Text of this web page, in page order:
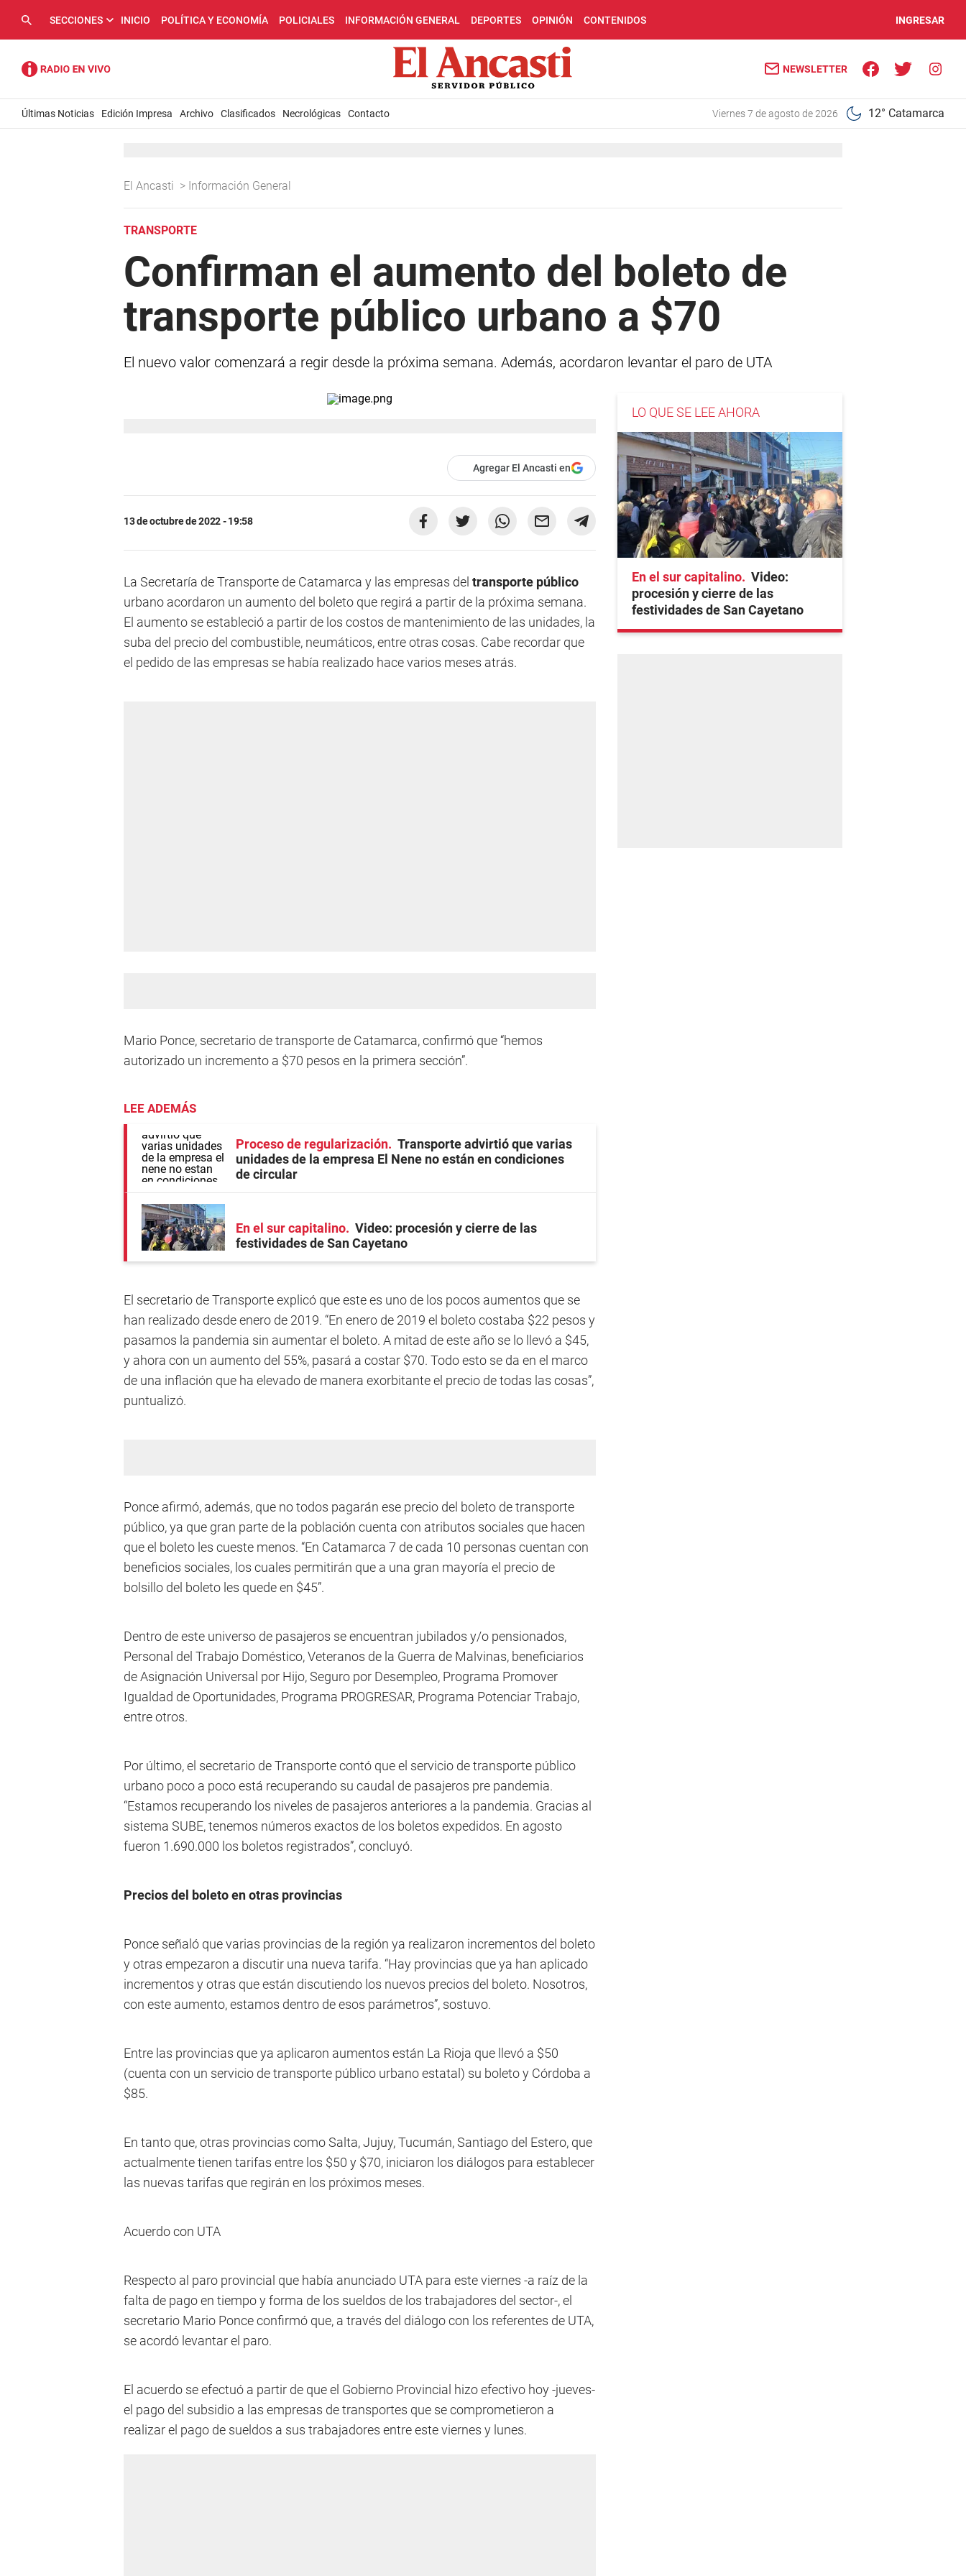
SECCIONES INICIO POLÍTICA Y ECONOMÍA POLICIALES INFORMACIÓN GENERAL DEPORTES OPINIÓN CONTENIDOS INGRESAR
NEWSLETTER
Últimas Noticias Edición Impresa Archivo Clasificados Necrológicas Contacto viernes 7 de agosto de 2026 12° Catamarca
El Ancasti > Información General
TRANSPORTE
Confirman el aumento del boleto de
transporte público urbano a $70
El nuevo valor comenzará a regir desde la próxima semana. Además, acordaron levantar el paro de UTA
Agregar El Ancasti en
13 de octubre de 2022 - 19:58
La Secretaría de Transporte de Catamarca y las empresas del transporte público
urbano acordaron un aumento del boleto que regirá a partir de la próxima semana.
El aumento se estableció a partir de los costos de mantenimiento de las unidades, la
suba del precio del combustible, neumáticos, entre otras cosas. Cabe recordar que
el pedido de las empresas se había realizado hace varios meses atrás.
Mario Ponce, secretario de transporte de Catamarca, confirmó que “hemos
autorizado un incremento a $70 pesos en la primera sección”.
LEE ADEMÁS
Proceso de regularización
Transporte advirtió que varias
unidades de la empresa El Nene no están en condiciones
de circular
En el sur capitalino
Video: procesión y cierre de las
festividades de San Cayetano
El secretario de Transporte explicó que este es uno de los pocos aumentos que se
han realizado desde enero de 2019. “En enero de 2019 el boleto costaba $22 pesos y
pasamos la pandemia sin aumentar el boleto. A mitad de este año se lo llevó a $45,
y ahora con un aumento del 55%, pasará a costar $70. Todo esto se da en el marco
de una inflación que ha elevado de manera exorbitante el precio de todas las cosas”,
puntualizó.
Ponce afirmó, además, que no todos pagarán ese precio del boleto de transporte
público, ya que gran parte de la población cuenta con atributos sociales que hacen
que el boleto les cueste menos. “En Catamarca 7 de cada 10 personas cuentan con
beneficios sociales, los cuales permitirán que a una gran mayoría el precio de
bolsillo del boleto les quede en $45”.
Dentro de este universo de pasajeros se encuentran jubilados y/o pensionados,
Personal del Trabajo Doméstico, Veteranos de la Guerra de Malvinas, beneficiarios
de Asignación Universal por Hijo, Seguro por Desempleo, Programa Promover
Igualdad de Oportunidades, Programa PROGRESAR, Programa Potenciar Trabajo,
entre otros.
Por último, el secretario de Transporte contó que el servicio de transporte público
urbano poco a poco está recuperando su caudal de pasajeros pre pandemia.
“Estamos recuperando los niveles de pasajeros anteriores a la pandemia. Gracias al
sistema SUBE, tenemos números exactos de los boletos expedidos. En agosto
fueron 1.690.000 los boletos registrados”, concluyó.
Precios del boleto en otras provincias
Ponce señaló que varias provincias de la región ya realizaron incrementos del boleto
y otras empezaron a discutir una nueva tarifa. “Hay provincias que ya han aplicado
incrementos y otras que están discutiendo los nuevos precios del boleto. Nosotros,
con este aumento, estamos dentro de esos parámetros”, sostuvo.
Entre las provincias que ya aplicaron aumentos están La Rioja que llevó a $50
(cuenta con un servicio de transporte público urbano estatal) su boleto y Córdoba a
$85.
En tanto que, otras provincias como Salta, Jujuy, Tucumán, Santiago del Estero, que
actualmente tienen tarifas entre los $50 y $70, iniciaron los diálogos para establecer
las nuevas tarifas que regirán en los próximos meses.
Acuerdo con UTA
Respecto al paro provincial que había anunciado UTA para este viernes -a raíz de la
falta de pago en tiempo y forma de los sueldos de los trabajadores del sector-, el
secretario Mario Ponce confirmó que, a través del diálogo con los referentes de UTA,
se acordó levantar el paro.
El acuerdo se efectuó a partir de que el Gobierno Provincial hizo efectivo hoy -jueves-
el pago del subsidio a las empresas de transportes que se comprometieron a
realizar el pago de sueldos a sus trabajadores entre este viernes y lunes.
LO QUE SE LEE AHORA
En el sur capitalino
Video:
procesión y cierre de las
festividades de San Cayetano